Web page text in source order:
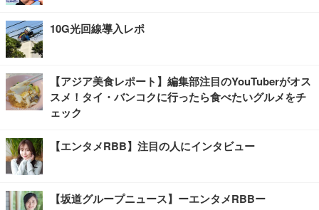
10G光回線導入レポ
【アジア美食レポート】編集部注目のYouTuberがオス
スメ！タイ・バンコクに行ったら食べたいグルメをチ
ェック
【エンタメRBB】注目の人にインタビュー
【坂道グループニュース】ーエンタメRBBー